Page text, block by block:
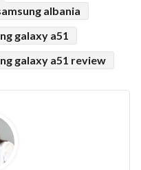
albania
galaxy a51
galaxy a51 review